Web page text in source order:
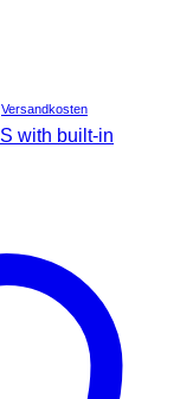
Versandkosten